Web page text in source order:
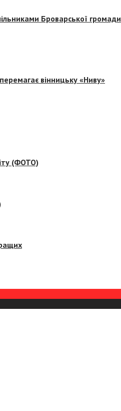
Броварської громади
вінницьку «Ниву»
(ФОТО)